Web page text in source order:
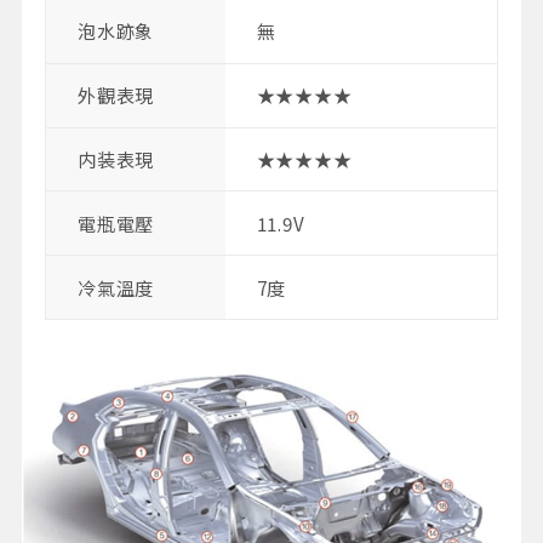
泡水跡象 無
外觀表現 ★★★★★
内装表現 ★★★★★
電瓶電壓 11.9V
冷氣溫度 7度